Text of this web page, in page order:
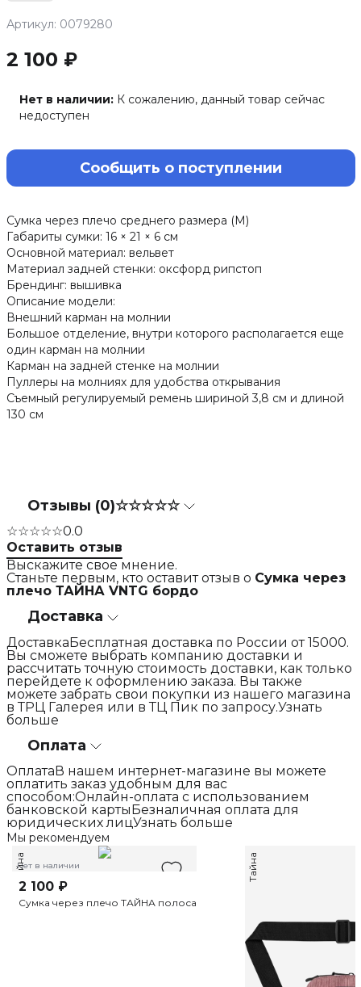
Артикул: 0079280
2 100 ₽
Нет в наличии: К сожалению, данный товар сейчас
недоступен
Сообщить о поступлении
Сумка через плечо среднего размера (M)
Габариты сумки: 16 × 21 × 6 см
Основной материал: вельвет
Материал задней стенки: оксфорд рипстоп
Брендинг: вышивка
Описание модели:
Внешний карман на молнии
Большое отделение, внутри которого располагается еще
один карман на молнии
Карман на задней стенке на молнии
Пуллеры на молниях для удобства открывания
Съемный регулируемый ремень шириной 3,8 см и длиной
130 см
Отзывы (0)☆☆☆☆☆
☆☆☆☆☆0.0
Оставить отзыв
Выскажите свое мнение.
Станьте первым, кто оставит отзыв о Сумка через
плечо ТАЙНА VNTG бордо
Доставка
ДоставкаБесплатная доставка по России от 15000.
Вы сможете выбрать компанию доставки и
рассчитать точную стоимость доставки, как только
перейдете к оформлению заказа. Вы также
можете забрать свои покупки из нашего магазина
в ТРЦ Галерея или в ТЦ Пик по запросу.Узнать
больше
Оплата
ОплатаВ нашем интернет-магазине вы можете
оплатить заказ удобным для вас
способом:Онлайн-оплата с использованием
банковской картыБезналичная оплата для
юридических лицУзнать больше
Мы рекомендуем
Нет в наличии
Тайна
2 100 ₽
Сумка через плечо ТАЙНА полоса
Тайна